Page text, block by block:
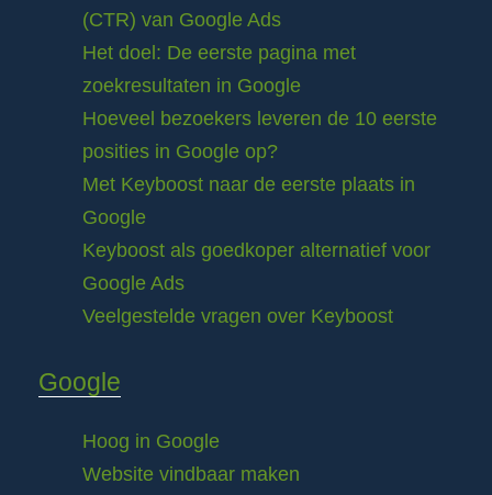
(CTR) van Google Ads
Het doel: De eerste pagina met
zoekresultaten in Google
Hoeveel bezoekers leveren de 10 eerste
posities in Google op?
Met Keyboost naar de eerste plaats in
Google
Keyboost als goedkoper alternatief voor
Google Ads
Veelgestelde vragen over Keyboost
Google
Hoog in Google
Website vindbaar maken